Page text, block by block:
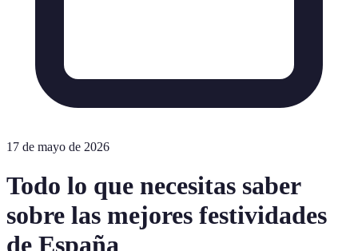
17 de mayo de 2026
Todo lo que necesitas saber
sobre las mejores festividades
de España